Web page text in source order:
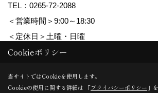
TEL： 0265-72-2088
＜営業時間＞9:00～18:30
＜定休日＞土曜・日曜
Copyright (c) ForestCorporation. All Rights
Produced byゴデスクリエイト
Cookieポリシー
当サイトではCookieを使用します。
Cookieの使用に関する詳細は 「プライバシーポリシー 」